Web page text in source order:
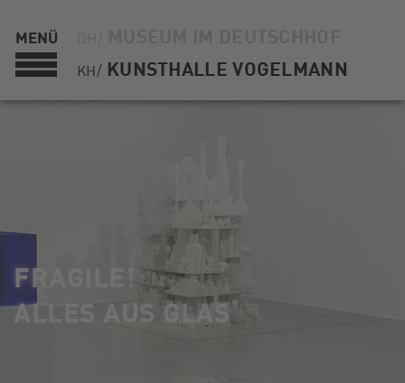
MENÜ
KH/ KUNSTHALLE VOGELMANN
FRAGILE!
ALLES AUS GLAS